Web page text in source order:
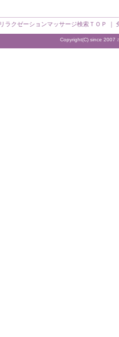
リラクゼーションマッサージ検索 ＴＯＰ ｜
Copyright(C) since 2007